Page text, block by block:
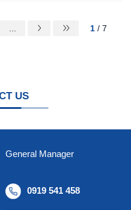
1 / 7
US
General Manager
0919 541 458